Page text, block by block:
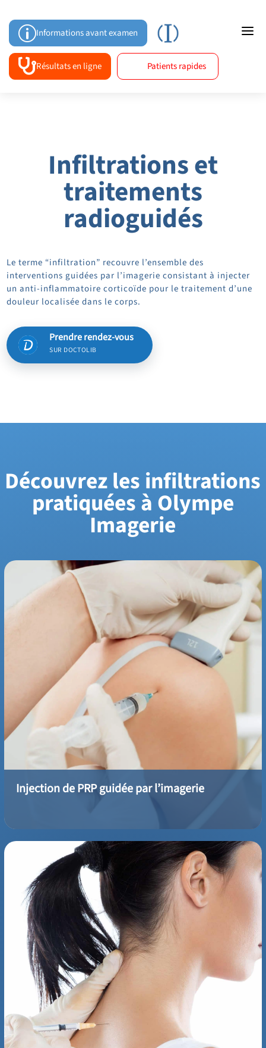
pInformations avant examen a
Patients rapides
Résultats en ligne
Infiltrations et
traitements
radioguidés
Le terme “infiltration” recouvre l’ensemble des
interventions guidées par l’imagerie consistant à injecter
un anti-inflammatoire corticoïde pour le traitement d’une
douleur localisée dans le corps.
Prendre rendez-vous
SUR DOCTOLIB
Découvrez les infiltrations
pratiquées à Olympe
Imagerie
L'injection de PRP permet de traiter des maladies
musculosquelettiques douloureuses. Découvrez les techniques
et les tarifs d'un traitement PRP médical au Centre Olympe
Imagerie HPA à Antony 92, spécialisé en radiologie, IRM et
scanners.
Injection de PRP guidée par l’imagerie
Comment se déroule une infiltration dans les membres ?
Découvrez les techniques et les tarifs d'une infiltration
radioguidée des membres au Centre Olympe Imagerie HPA à
Antony 92, spécialisé en radiologie, IRM et scanners.